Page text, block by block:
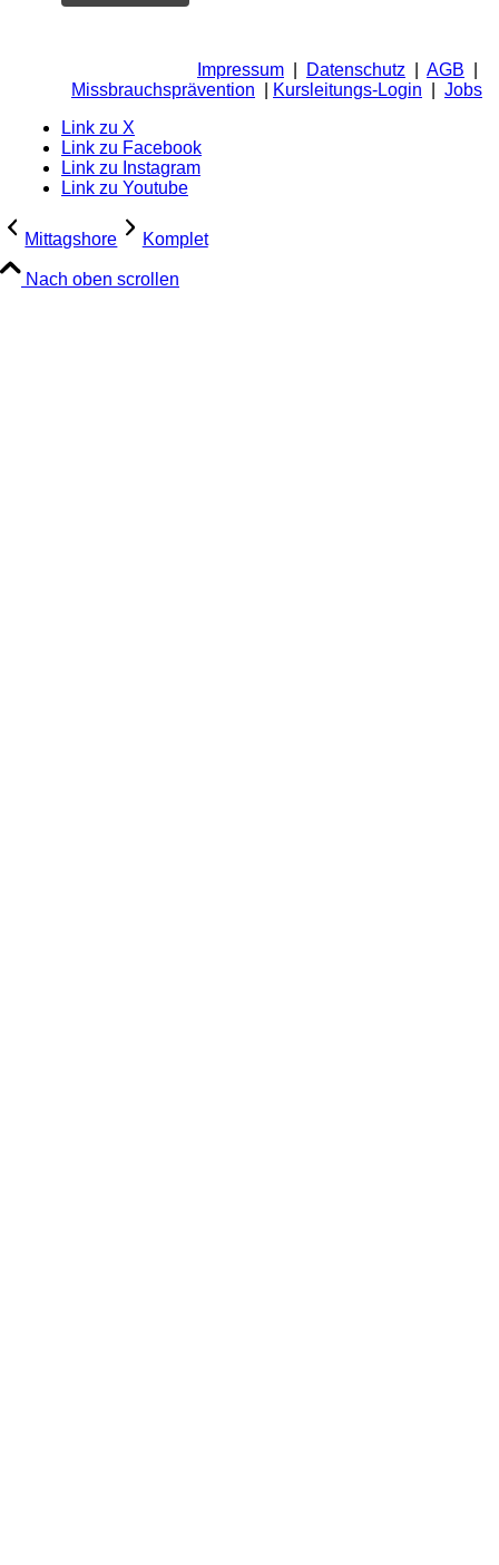
Impressum Datenschutz AGB
Missbrauchsprävention
Kursleitungs-Login
Jobs
Link zu X
Link zu Facebook
Link zu Instagram
Link zu Youtube
Mittagshore Komplet
Nach oben scrollen